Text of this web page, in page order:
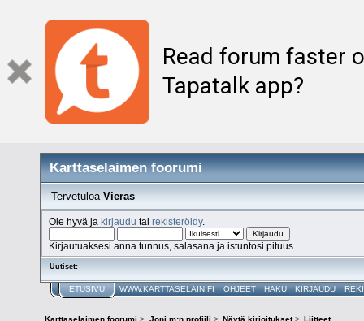
Read forum faster
Tapatalk app?
Karttaselaimen foorumi
Tervetuloa Vieras
Ole hyvä jakirjaudu tairekisteröidy.
Kirjautuaksesi anna tunnus, salasana ja istuntosi pituus
Uutiset:
ETUSIVU WWW.KARTTASELAIN.FI OHJEET HAKU KIRJAUDU